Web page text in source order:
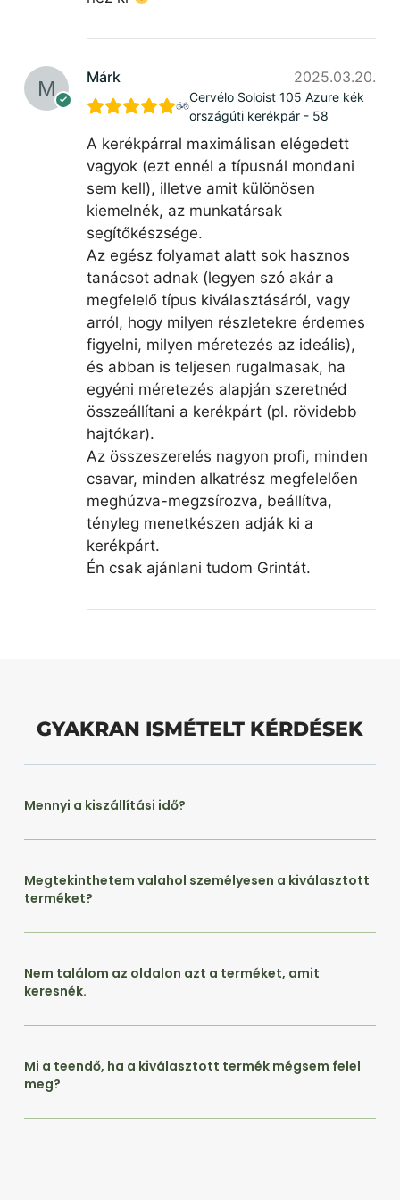
Márk 2025.03.20.
Cervélo Soloist 105 Azure kék
országúti kerékpár - 58
A kerékpárral maximálisan elégedett
vagyok (ezt ennél a típusnál mondani
sem kell), illetve amit különösen
kiemelnék, az munkatársak
segítőkészsége.
Az egész folyamat alatt sok hasznos
tanácsot adnak (legyen szó akár a
megfelelő típus kiválasztásáról, vagy
arról, hogy milyen részletekre érdemes
figyelni, milyen méretezés az ideális),
és abban is teljesen rugalmasak, ha
egyéni méretezés alapján szeretnéd
összeállítani a kerékpárt (pl. rövidebb
hajtókar).
Az összeszerelés nagyon profi, minden
csavar, minden alkatrész megfelelően
meghúzva-megzsírozva, beállítva,
tényleg menetkészen adják ki a
kerékpárt.
Én csak ajánlani tudom Grintát.
GYAKRAN ISMÉTELT KÉRDÉSEK
Mennyi a kiszállítási idő?
Megtekinthetem valahol személyesen a kiválasztott
terméket?
Nem találom az oldalon azt a terméket, amit
keresnék.
Mi a teendő, ha a kiválasztott termék mégsem felel
meg?